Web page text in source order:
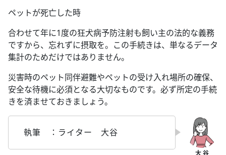
ペットが死亡した時
合わせて年に1度の狂犬病予防注射も飼い主の法的な義務
ですから、忘れずに摂取を。この手続きは、単なるデータ
集計のためだけではありません。
災害時のペット同伴避難やペットの受け入れ場所の確保、
安全な待機に必須となる大切なものです。必ず所定の手続
きを済ませておきましょう。
執筆 ：ライター 大谷